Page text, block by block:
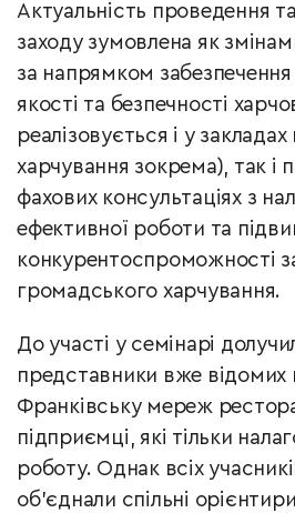
Актуальність проведення
заходу зумовлена як
за напрямком
якості та безпечності
реалізовується і у
харчування зокрема), так і
фахових консультаціях з
ефективної роботи та
конкурентоспроможності
громадського харчування.
До участі у семінарі
представники вже відомих
Франківську мереж
підприємці, які тільки
роботу. Однак всіх
об’єднали спільні